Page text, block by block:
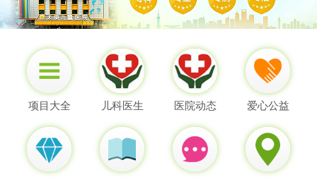
项目大全 儿科医生 医院动态 爱心公益